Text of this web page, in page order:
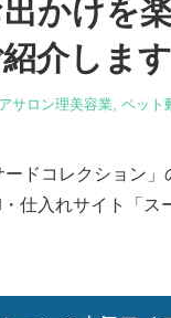
かけを
介します
サロン理美容業, ペット
ドコレクション
仕入れサイト「ス